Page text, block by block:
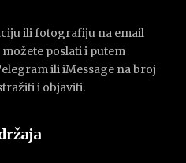
ili fotografiju na email
možete poslati i putem
ili iMessage na broj
i objaviti.